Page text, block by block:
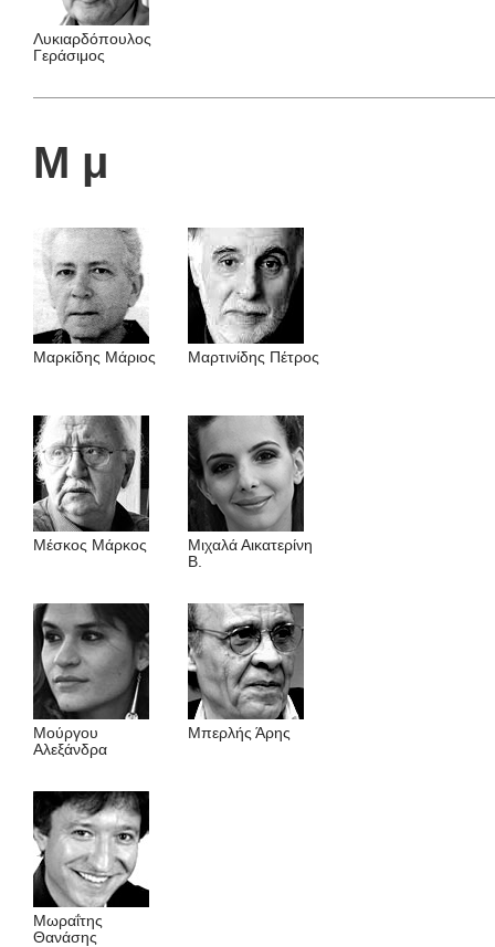
Λυκιαρδόπουλος
Γεράσιμος
Μ μ
Μαρκίδης Μάριος Μαρτινίδης Πέτρος
Μέσκος Μάρκος
Μιχαλά Αικατερίνη
Β.
Μούργου
Αλεξάνδρα
Μπερλής Άρης
Μωραΐτης
Θανάσης